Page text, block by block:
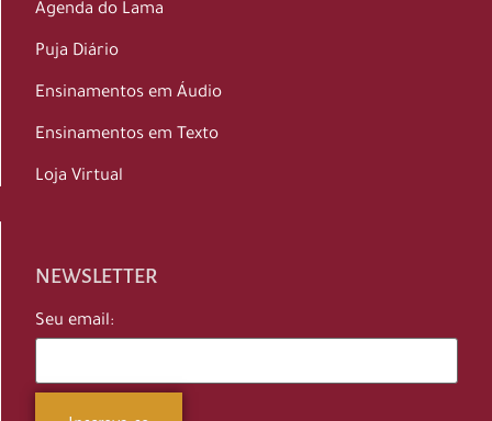
Agenda do Lama
Puja Diário
Ensinamentos em Áudio
Ensinamentos em Texto
Loja Virtual
NEWSLETTER
Seu email: